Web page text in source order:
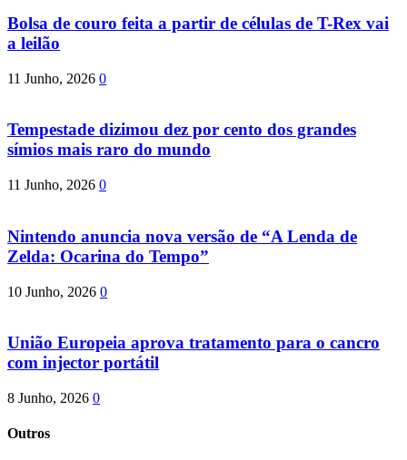
Bolsa de couro feita a partir de células de T-Rex vai
a leilão
11 Junho, 2026 0
Tempestade dizimou dez por cento dos grandes
símios mais raro do mundo
11 Junho, 2026 0
Nintendo anuncia nova versão de “A Lenda de
Zelda: Ocarina do Tempo”
10 Junho, 2026 0
União Europeia aprova tratamento para o cancro
com injector portátil
8 Junho, 2026 0
Outros